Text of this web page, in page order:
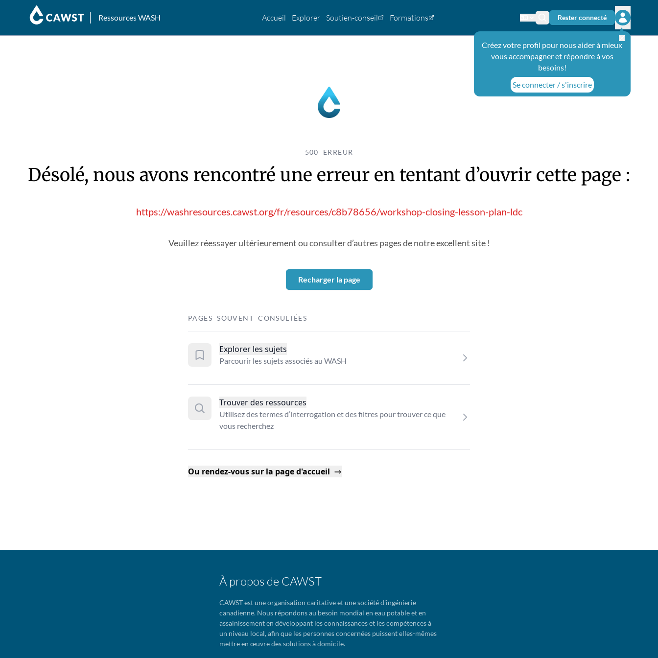
Ressources WASH Accueil Explorer Soutien-conseil Formations Changer de langue
Icône de recherche
Rester connecté
Ouvrir le
Créez votre profil pour nous aider à mieux
vous accompagner et répondre à vos
besoins!
Se connecter / s'inscrire
500 ERREUR
Désolé, nous avons rencontré une erreur en tentant d’ouvrir cette page :
https://washresources.cawst.org/fr/resources/c8b78656/workshop-closing-lesson-plan-ldc
Veuillez réessayer ultérieurement ou consulter d’autres pages de notre excellent site !
Recharger la page
PAGES SOUVENT CONSULTÉES
Explorer les sujets
Parcourir les sujets associés au WASH
Trouver des ressources
Utilisez des termes d’interrogation et des filtres pour trouver ce que
vous recherchez
Ou rendez-vous sur la page d'accueil
À propos de CAWST
CAWST est une organisation caritative et une société d'ingénierie
canadienne. Nous répondons au besoin mondial en eau potable et en
assainissement en développant les connaissances et les compétences à
un niveau local, afin que les personnes concernées puissent elles-mêmes
mettre en œuvre des solutions à domicile.